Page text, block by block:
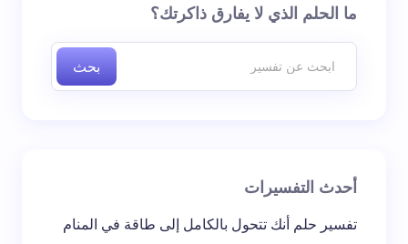
لن يتم نشر عنوان بريدك الإلكتروني. الحقول الإلزامية مشارما الحلم الذي لا يفارق ذاكرتك؟
بحث
أحدث التفسيرات
تفسير حلم أنك تتحول بالكامل إلى طاقة في المنام